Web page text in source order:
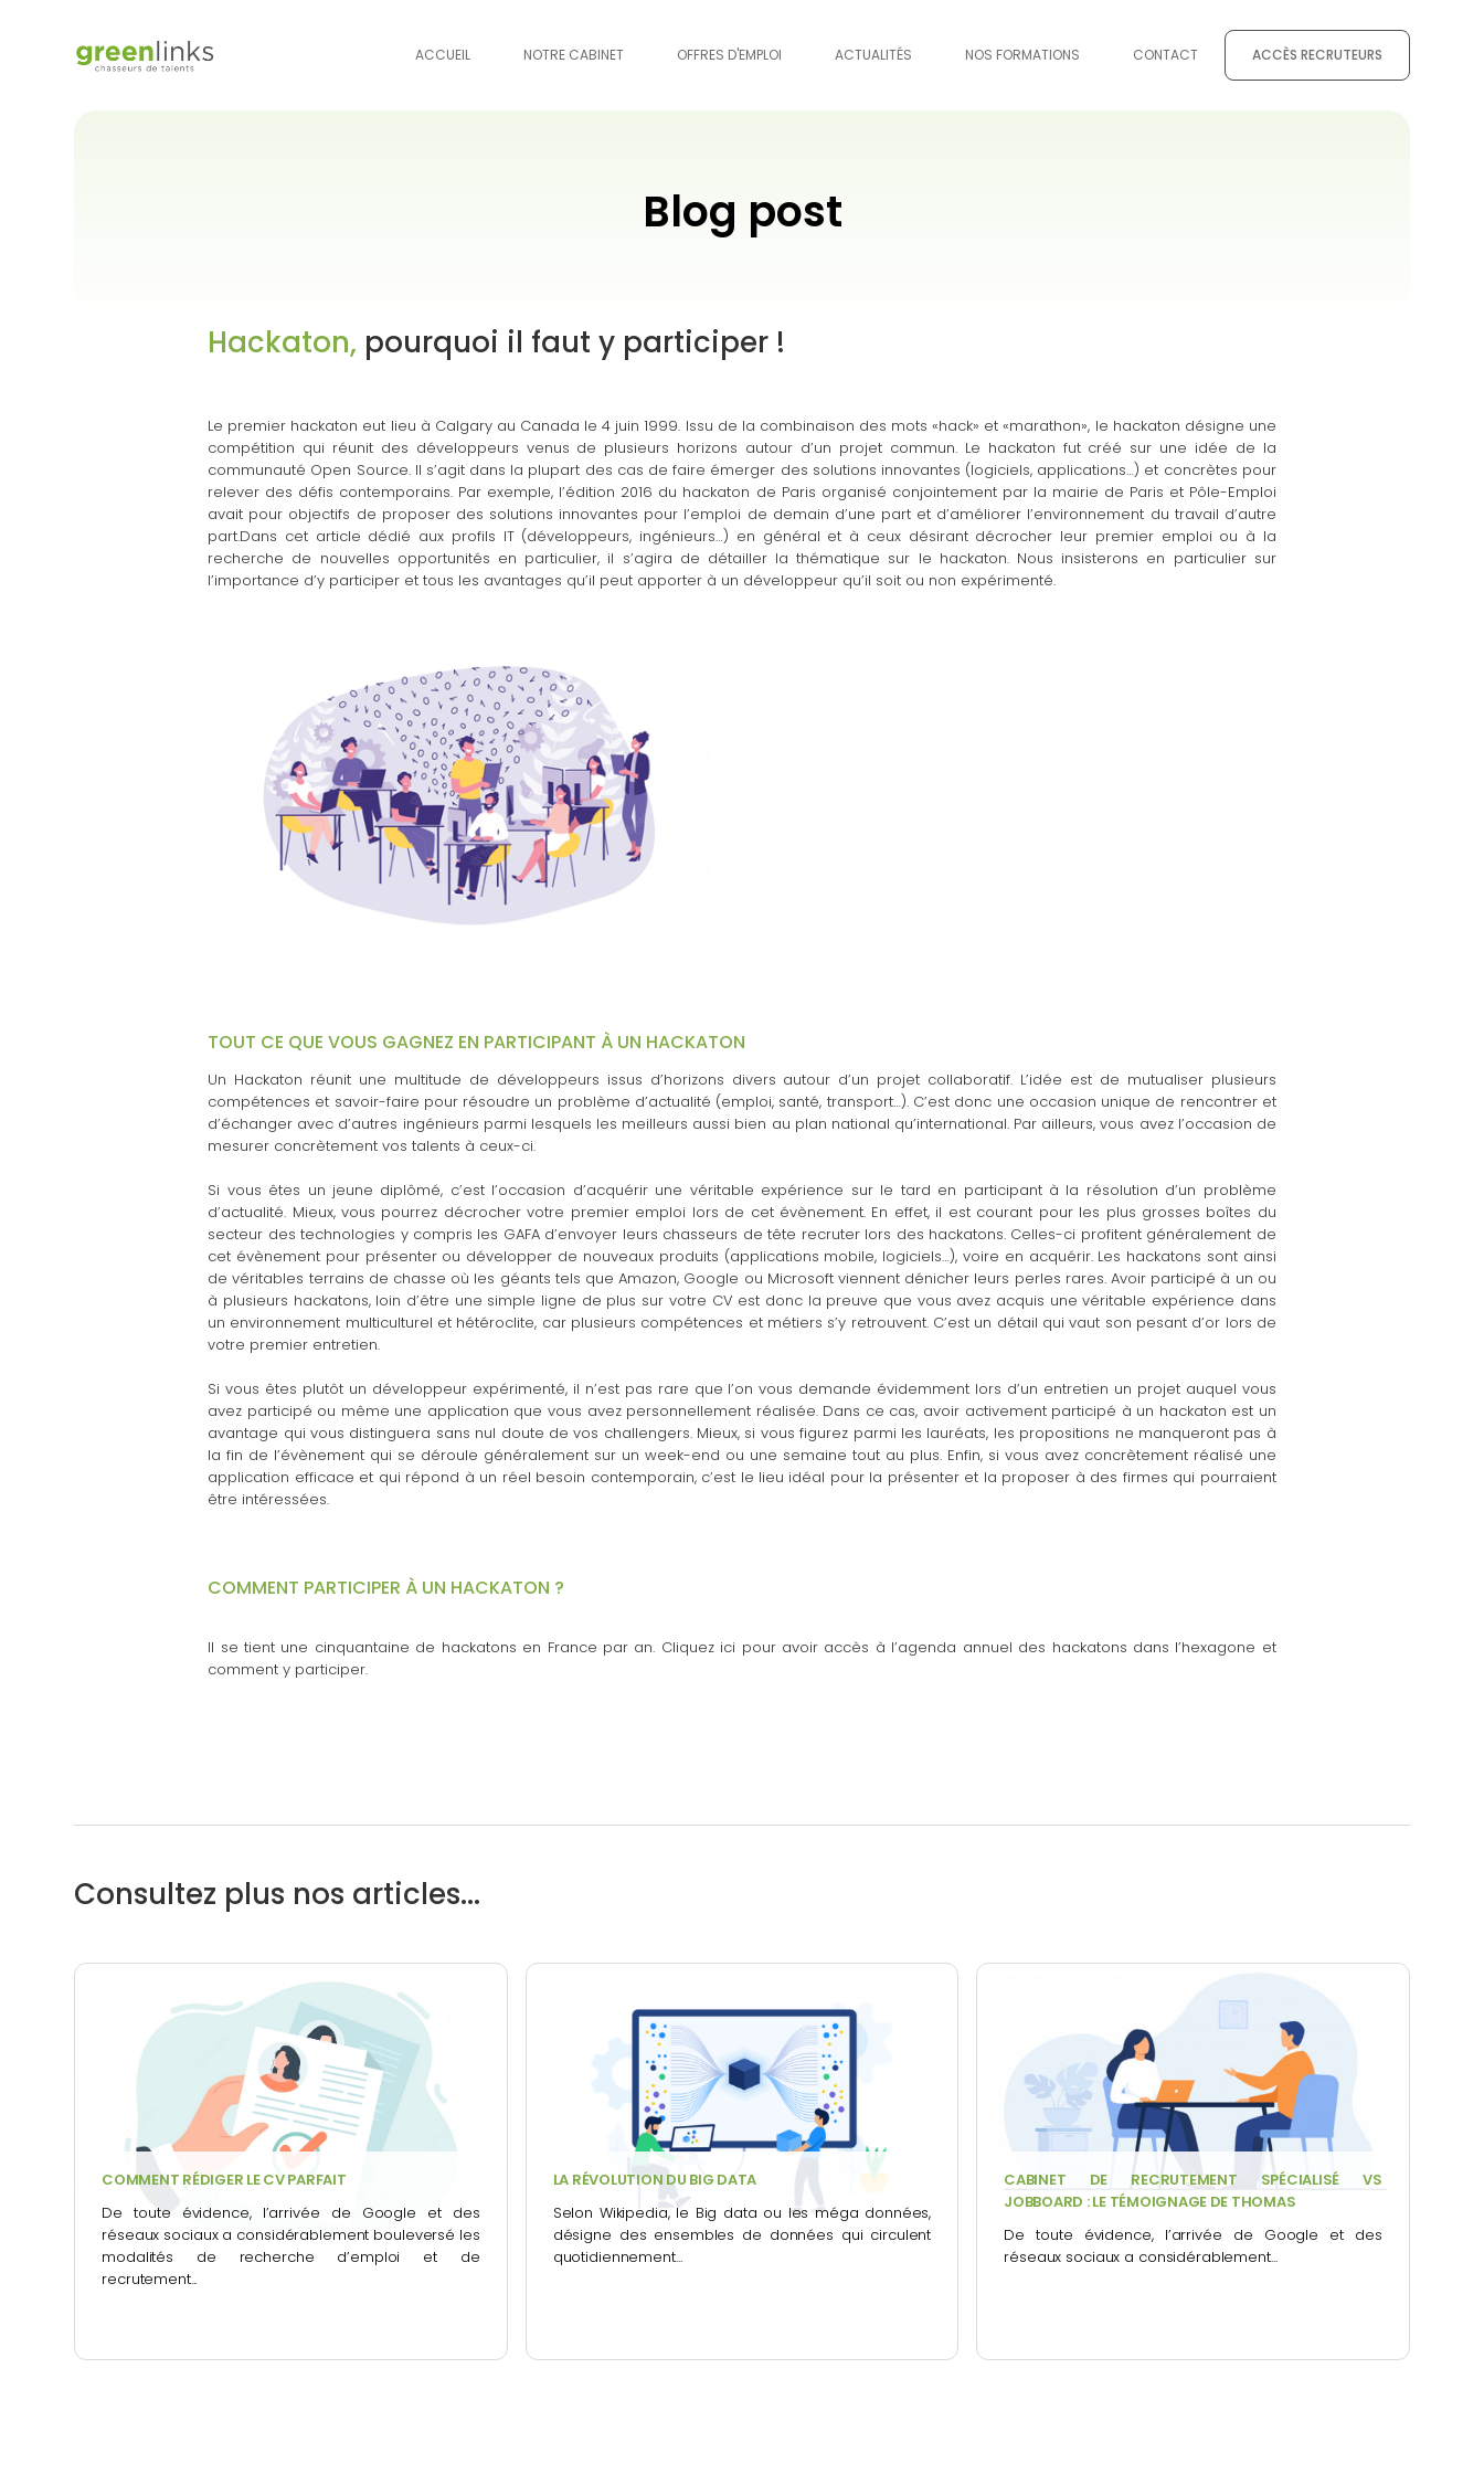
ACCUEIL NOTRE CABINET OFFRES D'EMPLOI ACTUALITÉS NOS FORMATIONS CONTACT ACCÈS RECRUTEURS
Blog post
Hackaton, pourquoi il faut y participer !
Le premier hackaton eut lieu à Calgary au Canada le 4 juin 1999. Issu de la combinaison des mots «hack» et «marathon», le hackaton désigne une
compétition qui réunit des développeurs venus de plusieurs horizons autour d’un projet commun. Le hackaton fut créé sur une idée de la
communauté Open Source. Il s’agit dans la plupart des cas de faire émerger des solutions innovantes (logiciels, applications…) et concrètes pour
relever des défis contemporains. Par exemple, l’édition 2016 du hackaton de Paris organisé conjointement par la mairie de Paris et Pôle-Emploi
avait pour objectifs de proposer des solutions innovantes pour l’emploi de demain d’une part et d’améliorer l’environnement du travail d’autre
part.Dans cet article dédié aux profils IT (développeurs, ingénieurs…) en général et à ceux désirant décrocher leur premier emploi ou à la
recherche de nouvelles opportunités en particulier, il s’agira de détailler la thématique sur le hackaton. Nous insisterons en particulier sur
l’importance d’y participer et tous les avantages qu’il peut apporter à un développeur qu’il soit ou non expérimenté.
TOUT CE QUE VOUS GAGNEZ EN PARTICIPANT À UN HACKATON
Un Hackaton réunit une multitude de développeurs issus d’horizons divers autour d’un projet collaboratif. L’idée est de mutualiser plusieurs
compétences et savoir-faire pour résoudre un problème d’actualité (emploi, santé, transport…). C’est donc une occasion unique de rencontrer et
d’échanger avec d’autres ingénieurs parmi lesquels les meilleurs aussi bien au plan national qu’international. Par ailleurs, vous avez l’occasion de
mesurer concrètement vos talents à ceux-ci.
Si vous êtes un jeune diplômé, c’est l’occasion d’acquérir une véritable expérience sur le tard en participant à la résolution d’un problème
d’actualité. Mieux, vous pourrez décrocher votre premier emploi lors de cet évènement. En effet, il est courant pour les plus grosses boîtes du
secteur des technologies y compris les GAFA d’envoyer leurs chasseurs de tête recruter lors des hackatons. Celles-ci profitent généralement de
cet évènement pour présenter ou développer de nouveaux produits (applications mobile, logiciels…), voire en acquérir. Les hackatons sont ainsi
de véritables terrains de chasse où les géants tels que Amazon, Google ou Microsoft viennent dénicher leurs perles rares. Avoir participé à un ou
à plusieurs hackatons, loin d’être une simple ligne de plus sur votre CV est donc la preuve que vous avez acquis une véritable expérience dans
un environnement multiculturel et hétéroclite, car plusieurs compétences et métiers s’y retrouvent. C’est un détail qui vaut son pesant d’or lors de
votre premier entretien.
Si vous êtes plutôt un développeur expérimenté, il n’est pas rare que l’on vous demande évidemment lors d’un entretien un projet auquel vous
avez participé ou même une application que vous avez personnellement réalisée. Dans ce cas, avoir activement participé à un hackaton est un
avantage qui vous distinguera sans nul doute de vos challengers. Mieux, si vous figurez parmi les lauréats, les propositions ne manqueront pas à
la fin de l’évènement qui se déroule généralement sur un week-end ou une semaine tout au plus. Enfin, si vous avez concrètement réalisé une
application efficace et qui répond à un réel besoin contemporain, c’est le lieu idéal pour la présenter et la proposer à des firmes qui pourraient
être intéressées.
COMMENT PARTICIPER À UN HACKATON ?
Il se tient une cinquantaine de hackatons en France par an. Cliquez ici pour avoir accès à l’agenda annuel des hackatons dans l’hexagone et
comment y participer.
Consultez plus nos articles...
COMMENT RÉDIGER LE CV PARFAIT
De toute évidence, l’arrivée de Google et des
réseaux sociaux a considérablement bouleversé les
modalités de recherche d’emploi et de
recrutement...
LA RÉVOLUTION DU BIG DATA
Selon Wikipedia, le Big data ou les méga données,
désigne des ensembles de données qui circulent
quotidiennement...
CABINET DE RECRUTEMENT SPÉCIALISÉ VS
JOBBOARD : LE TÉMOIGNAGE DE THOMAS
De toute évidence, l’arrivée de Google et des
réseaux sociaux a considérablement...